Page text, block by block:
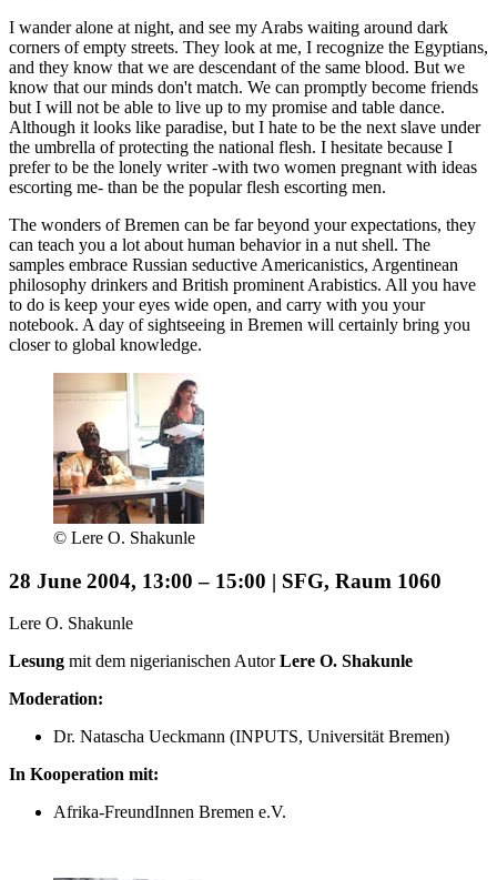
I wander alone at night, and see my Arabs waiting around dark
corners of empty streets. They look at me, I recognize the Egyptians,
and they know that we are descendant of the same blood. But we
know that our minds don't match. We can promptly become friends
but I will not be able to live up to my promise and table dance.
Although it looks like paradise, but I hate to be the next slave under
the umbrella of protecting the national flesh. I hesitate because I
prefer to be the lonely writer -with two women pregnant with ideas
escorting me- than be the popular flesh escorting men.
The wonders of Bremen can be far beyond your expectations, they
can teach you a lot about human behavior in a nut shell. The
samples embrace Russian seductive Americanistics, Argentinean
philosophy drinkers and British prominent Arabistics. All you have
to do is keep your eyes wide open, and carry with you your
notebook. A day of sightseeing in Bremen will certainly bring you
closer to global knowledge.
© Lere O. Shakunle
28 June 2004, 13:00 – 15:00 | SFG, Raum 1060
Lere O. Shakunle
Lesung mit dem nigerianischen AutorLere O. Shakunle
Moderation:
Dr. Natascha Ueckmann (INPUTS, Universität Bremen)
In Kooperation mit:
Afrika-FreundInnen Bremen e.V.